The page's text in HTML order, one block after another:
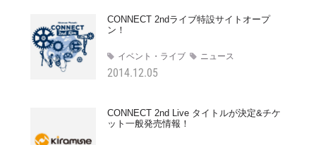
2014.12.05
CONNECT 2ndライブ特設サイトオープ
ン！
イベント・ライブ ニュース
CONNECT 2nd Live タイトルが決定&チケ
ット一般発売情報！